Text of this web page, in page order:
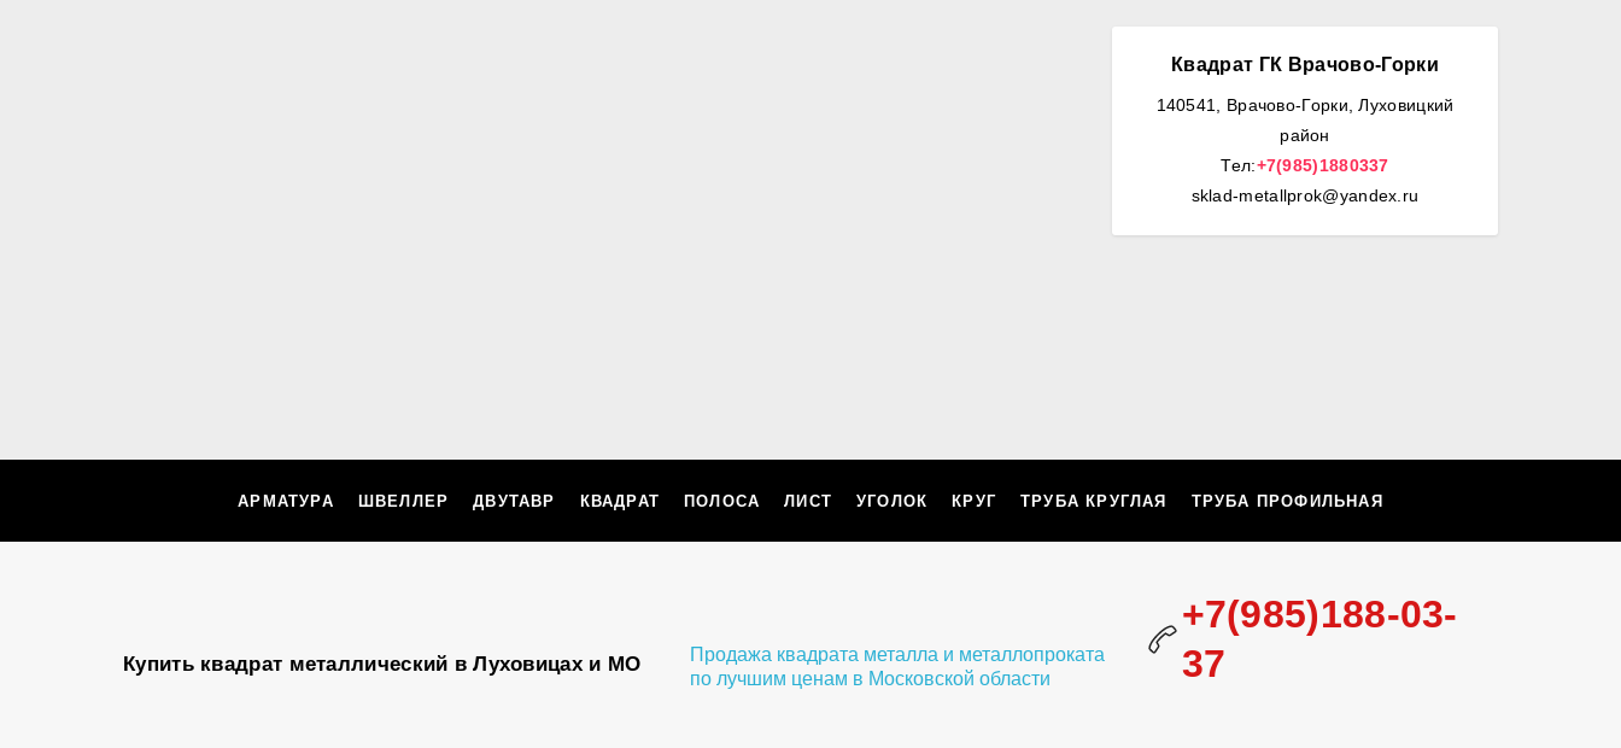
Квадрат ГК Врачово-Горки
140541, Врачово-Горки, Луховицкий
район
Тел:+7(985)1880337
sklad-metallprok@yandex.ru
АРМАТУРА ШВЕЛЛЕР ДВУТАВР КВАДРАТ ПОЛОСА ЛИСТ УГОЛОК КРУГ ТРУБА КРУГЛАЯ ТРУБА ПРОФИЛЬНАЯ
Купить квадрат металлический в Луховицах и МО
Продажа квадрата металла и металлопроката
по лучшим ценам в Московской области
+7(985)188-03-
37